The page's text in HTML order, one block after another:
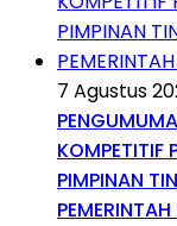
7 Agustus
PIMPINAN